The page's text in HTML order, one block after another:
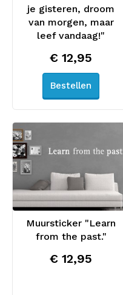
je gisteren, droom
van morgen, maar
leef vandaag!"
€ 12,95
Bestellen
Muursticker "Learn
from the past."
€ 12,95